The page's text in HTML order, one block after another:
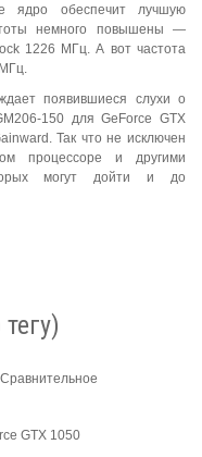
ядро обеспечит лучшую
немного повышены —
1226 МГц. А вот частота
появившиеся слухи о
150 для GeForce GTX
Так что не исключен
процессоре и другими
могут дойти и до
GTX 1050